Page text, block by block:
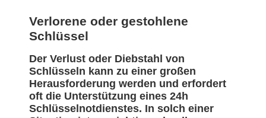
Verlorene oder gestohlene
Schlüssel
Der Verlust oder Diebstahl von
Schlüsseln kann zu einer großen
Herausforderung werden und erfordert
oft die Unterstützung eines 24h
Schlüsselnotdienstes. In solch einer